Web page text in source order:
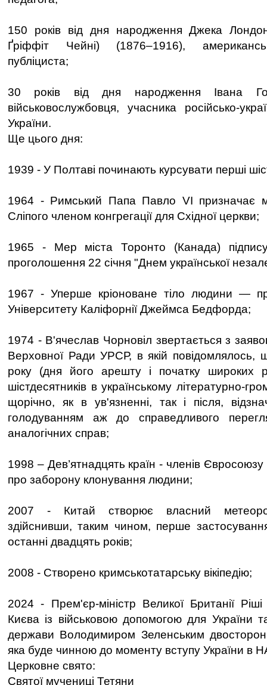
150 років від дня народження Джека
Ґріффіт Чейні) (1876–1916),
публіциста;
30 років від дня народження Івана
військовослужбовця, учасника російсько-
України.
Ще цього дня:
1939 - У Полтаві починають курсувати перші
1964 - Римський Папа Павло VI призначає
Сліпого членом конгрегації для Східної церкви;
1965 - Мер міста Торонто (Канада)
проголошення 22 січня "Днем української
1967 - Уперше кріоноване тіло людини —
Університету Каліфорнії Джеймса Бедфорда;
1974 - В'ячеслав Чорновіл звертається з
Верховної Ради УРСР, в якій повідомлялось,
року (дня його арешту і початку широких
шістдесятників в українському літературно-
щорічно, як в ув'язненні, так і після,
голодуванням аж до справедливого
аналогічних справ;
1998 – Дев’ятнадцять країн - членів Євросоюзу
про заборону клонування людини;
2007 - Китай створює власний
здійснивши, таким чином, перше
останні двадцять років;
2008 - Створено кримськотатарську вікіпедію;
2024 - Прем'єр-міністр Великої Британії
Києва із військовою допомогою для України
держави Володимиром Зеленським
яка буде чинною до моменту вступу України в
Церковне свято:
Святої мучениці Тетяни